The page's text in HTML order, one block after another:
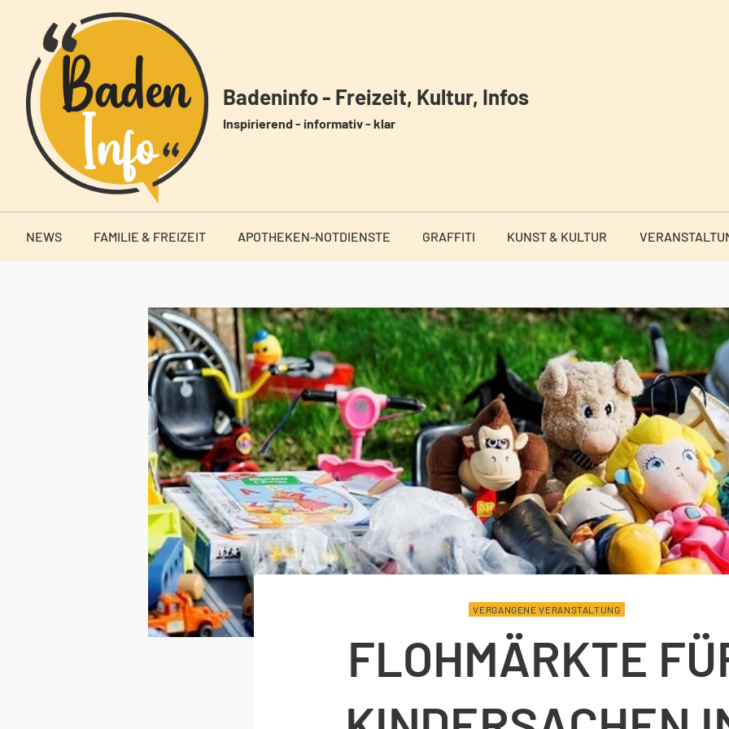
springen
Badeninfo - Freizeit, Kultur, Infos
Inspirierend - informativ - klar
NEWS FAMILIE & FREIZEIT APOTHEKEN-NOTDIENSTE GRAFFITI KUNST & KULTUR
VERGANGENE VERANSTALTUNG
FLOHMÄRKTE